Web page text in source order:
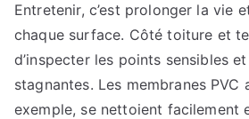
Entretenir, c’est prolonger la vie
chaque surface. Côté toiture et
d’inspecter les points sensibles et
stagnantes. Les membranes PVC
exemple, se nettoient facilement